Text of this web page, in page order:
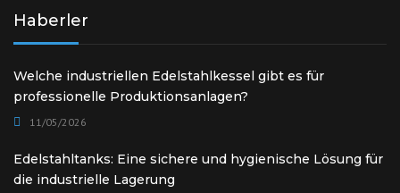
Haberler
Welche industriellen Edelstahlkessel gibt es für
professionelle Produktionsanlagen?
11/05/2026
Edelstahltanks: Eine sichere und hygienische Lösung für
die industrielle Lagerung